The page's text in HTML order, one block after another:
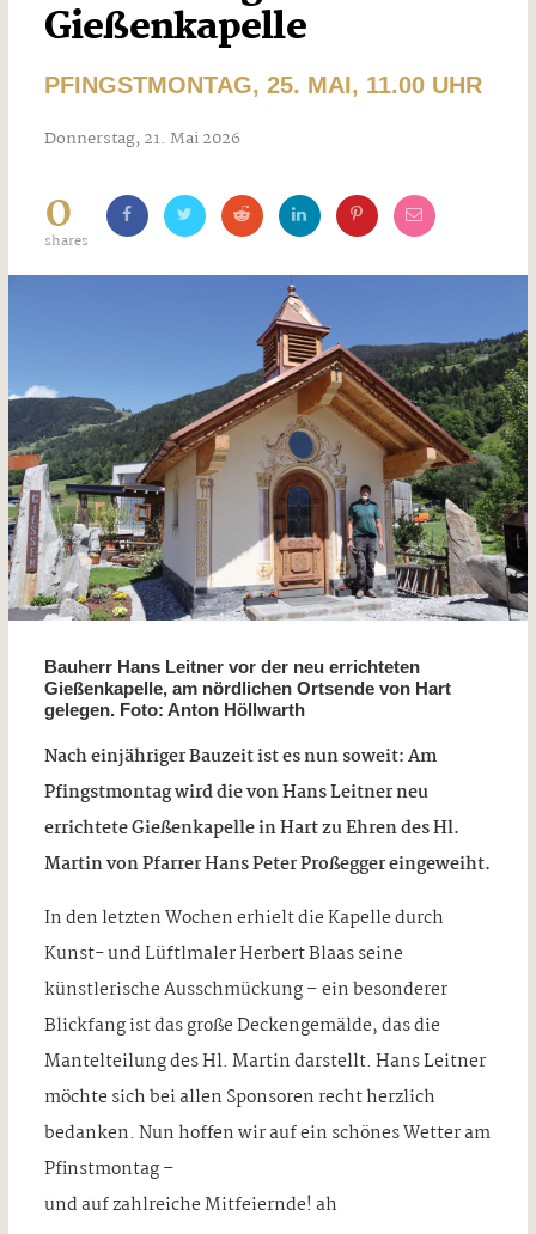
Gießenkapelle
PFINGSTMONTAG, 25. MAI, 11.00 UHR
Donnerstag, 21. Mai 2026
0
shares
Bauherr Hans Leitner vor der neu errichteten
Gießenkapelle, am nördlichen Ortsende von Hart
gelegen. Foto: Anton Höllwarth
Nach einjähriger Bauzeit ist es nun soweit: Am
Pfingstmontag wird die von Hans Leitner neu
errichtete Gießenkapelle in Hart zu Ehren des Hl.
Martin von Pfarrer Hans Peter Proßegger eingeweiht.
In den letzten Wochen erhielt die Kapelle durch
Kunst- und Lüftlmaler Herbert Blaas seine
künstlerische Ausschmückung – ein besonderer
Blickfang ist das große Deckengemälde, das die
Mantelteilung des Hl. Martin darstellt. Hans Leitner
möchte sich bei allen Sponsoren recht herzlich
bedanken. Nun hoffen wir auf ein schönes Wetter am
Pfinstmontag –
und auf zahlreiche Mitfeiernde! ah